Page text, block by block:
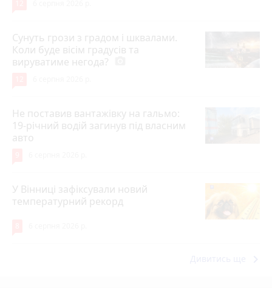
Сунуть грози з градом і шквалами.
Коли буде вісім градусів та
вируватиме негода?
Не поставив вантажівку на гальмо:
19-річний водій загинув під власним
авто
У Вінниці зафіксували новий
температурний рекорд